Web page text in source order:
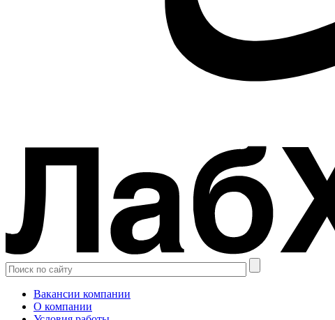
Вакансии компании
О компании